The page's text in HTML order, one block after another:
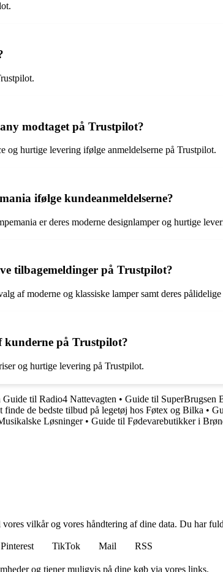
modtaget på Trustpilot?
og hurtige levering ifølge anmeldelserne på Trustpilot.
ifølge kundeanmeldelserne?
er deres moderne designlamper og hurtige
tilbagemeldinger på Trustpilot?
af moderne og klassiske lamper samt deres
kunderne på Trustpilot?
og hurtige levering på Trustpilot.
Guide til Radio4 Nattevagten • Guide til SuperBrugsen
finde de bedste tilbud på legetøj hos Føtex og Bilka •
Løsninger• Guide til Fødevarebutikker i
vilkår og vores håndtering af dine data. Du har
Pinterest TikTok Mail
RSS
og tjener muligvis på dine køb via vores links.